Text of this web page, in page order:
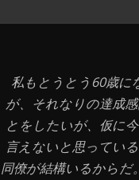
私もとうとう60歳に
が、それなりの達成
とをしたいが、仮に
言えないと思ってい
同僚が結構いるからだ